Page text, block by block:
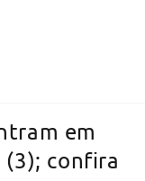
em
confira